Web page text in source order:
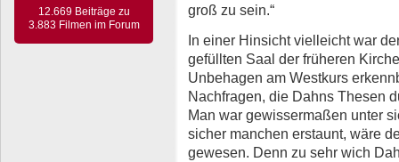
12.669 Beiträge zu
3.883 Filmen im Forum
groß zu sein.“
In einer Hinsicht vielleicht war
gefüllten Saal der früheren
Unbehagen am Westkurs
Nachfragen, die Dahns Thesen
Man war gewissermaßen unter
sicher manchen erstaunt, wäre
gewesen. Denn zu sehr wich